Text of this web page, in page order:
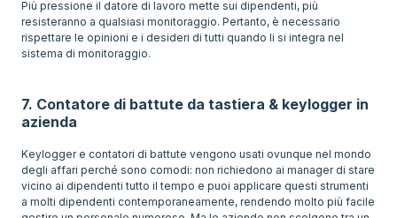
Più pressione il datore di lavoro mette sui dipendenti, più
resisteranno a qualsiasi monitoraggio. Pertanto, è necessario
rispettare le opinioni e i desideri di tutti quando li si integra nel
sistema di monitoraggio.
7. Contatore di battute da tastiera & keylogger in
azienda
Keylogger e contatori di battute vengono usati ovunque nel mondo
degli affari perché sono comodi: non richiedono ai manager di stare
vicino ai dipendenti tutto il tempo e puoi applicare questi strumenti
a molti dipendenti contemporaneamente, rendendo molto più facile